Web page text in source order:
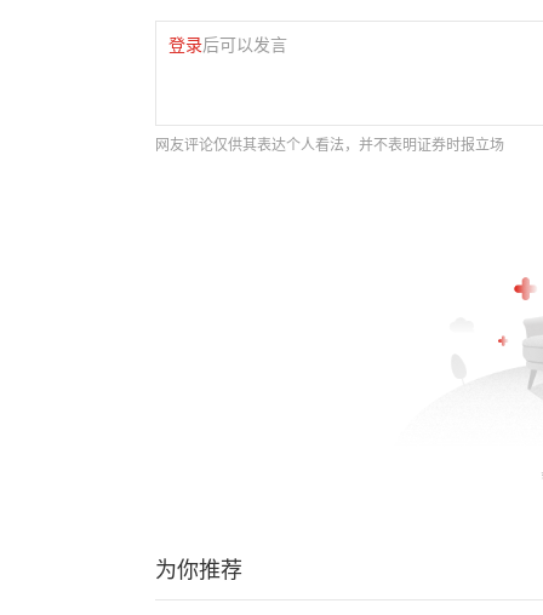
登录后可以发言
网友评论仅供其表达个人看法，并不表明证券时报立场
为你推荐